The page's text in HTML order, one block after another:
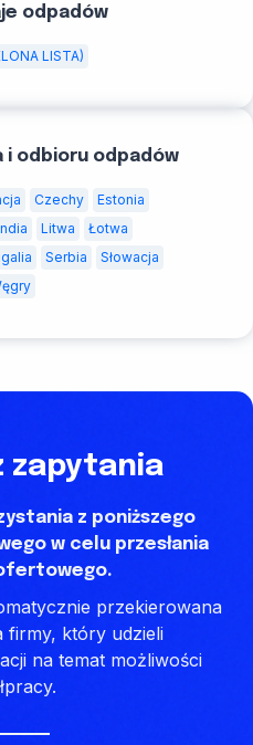
odpadów
LISTA)
i odbioru odpadów
Czechy
Estonia
Litwa
Łotwa
Serbia
Słowacja
zapytania
z poniższego
w celu przesłania
przekierowana
firmy, który udzieli
na temat możliwości